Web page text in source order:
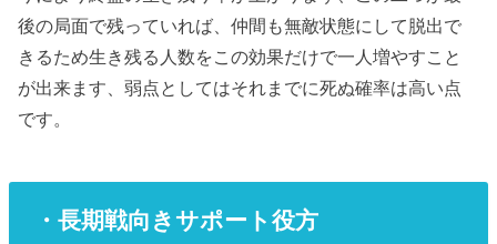
後の局面で残っていれば、仲間も無敵状態にして脱出で
きるため生き残る人数をこの効果だけで一人増やすこと
が出来ます、弱点としてはそれまでに死ぬ確率は高い点
です。
・長期戦向きサポート役方